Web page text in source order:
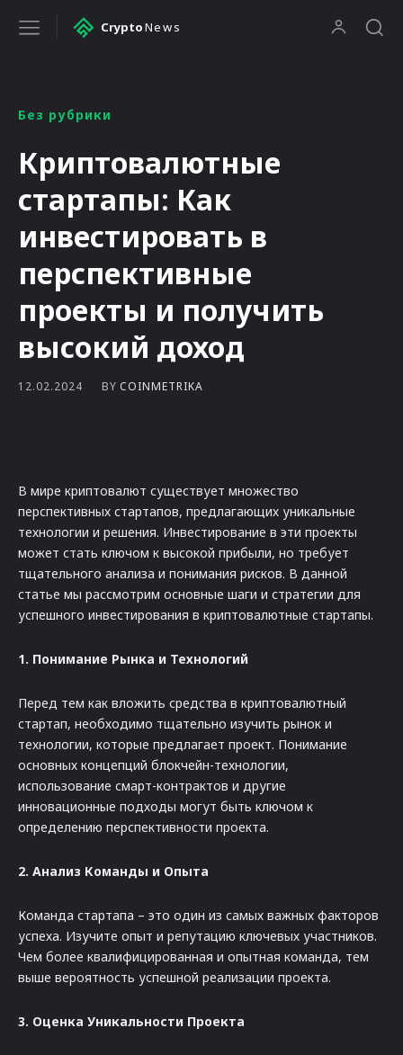
CryptoNews
Без рубрики
Криптовалютные
стартапы: Как
инвестировать в
перспективные
проекты и получить
высокий доход
12.02.2024 BY COINMETRIKA
В мире криптовалют существует множество
перспективных стартапов, предлагающих уникальные
технологии и решения. Инвестирование в эти проекты
может стать ключом к высокой прибыли, но требует
тщательного анализа и понимания рисков. В данной
статье мы рассмотрим основные шаги и стратегии для
успешного инвестирования в криптовалютные стартапы.
1. Понимание Рынка и Технологий
Перед тем как вложить средства в криптовалютный
стартап, необходимо тщательно изучить рынок и
технологии, которые предлагает проект. Понимание
основных концепций блокчейн-технологии,
использование смарт-контрактов и другие
инновационные подходы могут быть ключом к
определению перспективности проекта.
2. Анализ Команды и Опыта
Команда стартапа – это один из самых важных факторов
успеха. Изучите опыт и репутацию ключевых участников.
Чем более квалифицированная и опытная команда, тем
выше вероятность успешной реализации проекта.
3. Оценка Уникальности Проекта